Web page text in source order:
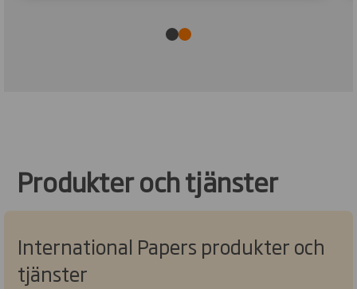
Produkter och tjänster
International Papers produkter och
tjänster